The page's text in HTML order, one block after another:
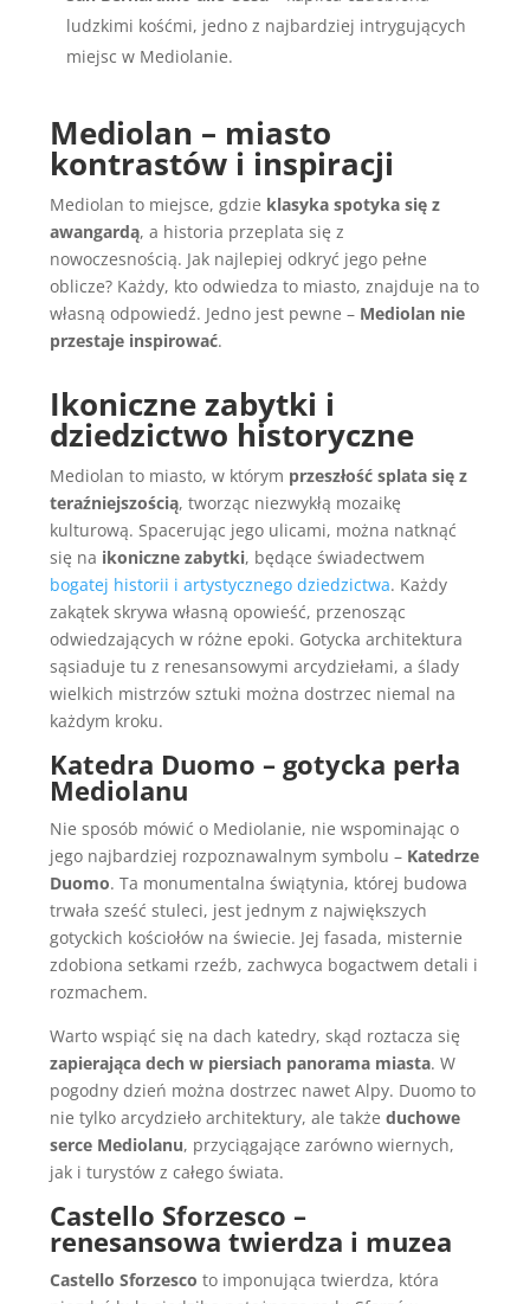
ludzkimi kośćmi, jedno z najbardziej intrygujących
miejsc w Mediolanie.
Mediolan – miasto
kontrastów i inspiracji
Mediolan to miejsce, gdzie klasyka spotyka się z
awangardą, a historia przeplata się z
nowoczesnością. Jak najlepiej odkryć jego pełne
oblicze? Każdy, kto odwiedza to miasto, znajduje na to
własną odpowiedź. Jedno jest pewne – Mediolan nie
przestaje inspirować.
Ikoniczne zabytki i
dziedzictwo historyczne
Mediolan to miasto, w którym przeszłość splata się z
teraźniejszością, tworząc niezwykłą mozaikę
kulturową. Spacerując jego ulicami, można natknąć
się na ikoniczne zabytki, będące świadectwem
bogatej historii i artystycznego dziedzictwa. Każdy
zakątek skrywa własną opowieść, przenosząc
odwiedzających w różne epoki. Gotycka architektura
sąsiaduje tu z renesansowymi arcydziełami, a ślady
wielkich mistrzów sztuki można dostrzec niemal na
każdym kroku.
Katedra Duomo – gotycka perła
Mediolanu
Nie sposób mówić o Mediolanie, nie wspominając o
jego najbardziej rozpoznawalnym symbolu – Katedrze
Duomo. Ta monumentalna świątynia, której budowa
trwała sześć stuleci, jest jednym z największych
gotyckich kościołów na świecie. Jej fasada, misternie
zdobiona setkami rzeźb, zachwyca bogactwem detali i
rozmachem.
Warto wspiąć się na dach katedry, skąd roztacza się
zapierająca dech w piersiach panorama miasta. W
pogodny dzień można dostrzec nawet Alpy. Duomo to
nie tylko arcydzieło architektury, ale takżeduchowe
serce Mediolanu, przyciągające zarówno wiernych,
jak i turystów z całego świata.
Castello Sforzesco –
renesansowa twierdza i muzea
Castello Sforzesco to imponująca twierdza, która